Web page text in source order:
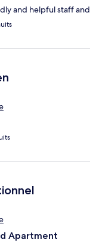
and helpful staff
Apartment